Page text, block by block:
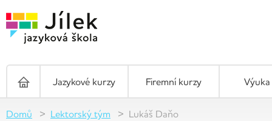
Jazykové kurzy Firemní kurzy
Domů Lektorský tým Lukáš Daňo